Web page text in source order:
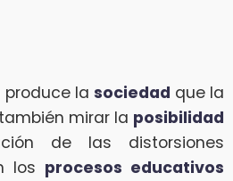
produce la sociedad que la
mirar la posibilidad
de las distorsiones
los procesos educativos